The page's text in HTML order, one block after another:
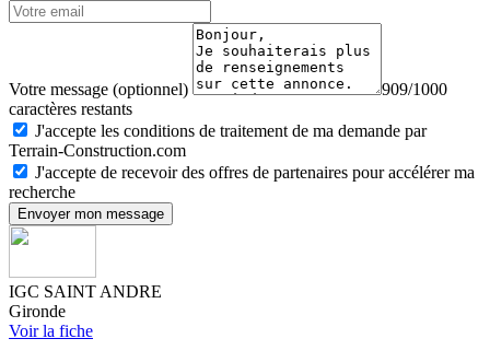
Votre message (optionnel)
909/1000
caractères restants
J'accepte les conditions de traitement de ma demande par
Terrain-Construction.com
J'accepte de recevoir des offres de partenaires pour accélérer ma
recherche
Envoyer mon message
IGC SAINT ANDRE
Gironde
Voir la fiche